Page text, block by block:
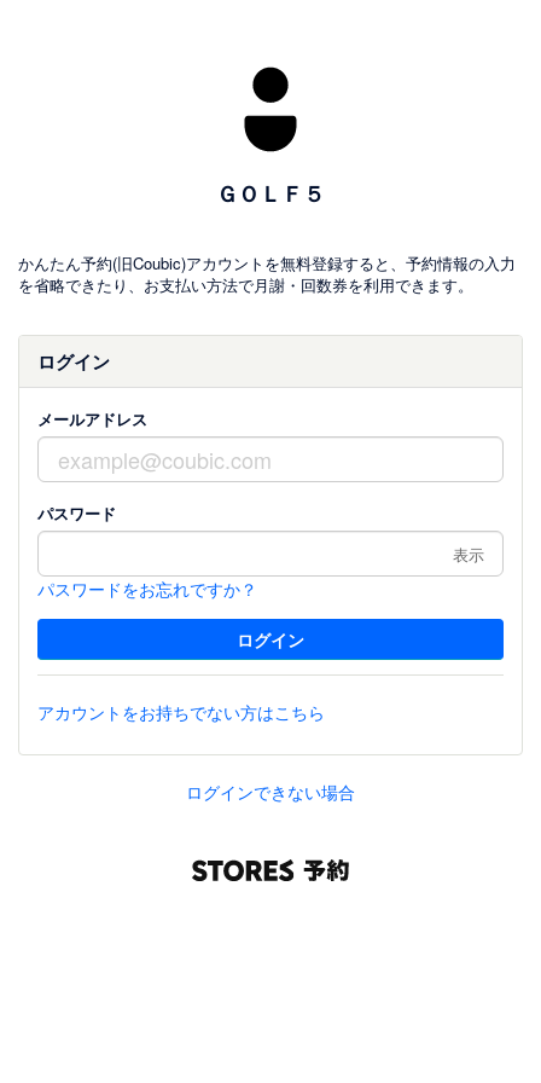
ＧＯＬＦ５
かんたん予約(旧Coubic)アカウントを無料登録すると、予約情報の入力
を省略できたり、お支払い方法で月謝・回数券を利用できます。
ログイン
メールアドレス
パスワード
表示
パスワードをお忘れですか？
アカウントをお持ちでない方はこちら
ログインできない場合